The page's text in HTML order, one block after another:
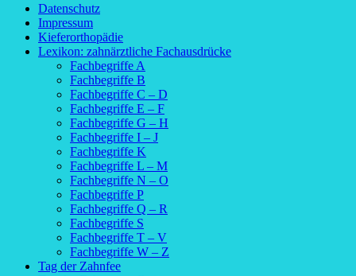
Datenschutz
Impressum
Kieferorthopädie
Lexikon: zahnärztliche Fachausdrücke
Fachbegriffe A
Fachbegriffe B
Fachbegriffe C – D
Fachbegriffe E – F
Fachbegriffe G – H
Fachbegriffe I – J
Fachbegriffe K
Fachbegriffe L – M
Fachbegriffe N – O
Fachbegriffe P
Fachbegriffe Q – R
Fachbegriffe S
Fachbegriffe T – V
Fachbegriffe W – Z
Tag der Zahnfee